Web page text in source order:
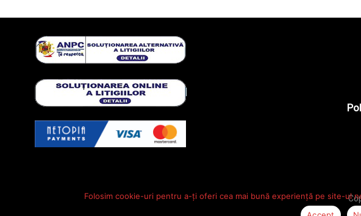
Folosim cookie-uri pentru a-ți oferi cea mai bună experiență pe site-ul